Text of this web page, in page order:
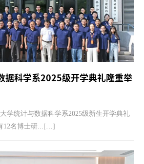
据科学系2025级开学典礼隆重举
学统计与数据科学系2025级新生开学典礼
12名博士研...[…]